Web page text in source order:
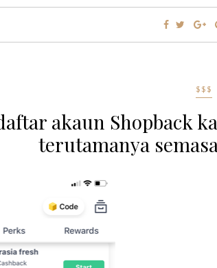
$$$
akaun Shopback
terutamanya